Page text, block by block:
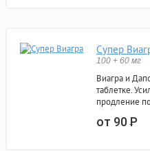
Супер
100 + 60 мг
Виагра и
таблетке.
продление
от 90Р